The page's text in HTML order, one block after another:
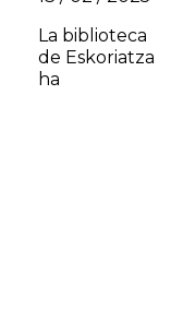
La biblioteca
de Eskoriatza
ha